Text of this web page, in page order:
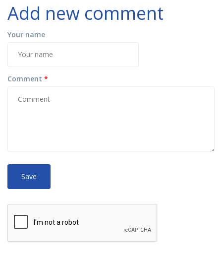
Add new comment
Your name
Comment *
HTML
Web page addresses and e-mail addresses turn into links
Lines and paragraphs break automatically.